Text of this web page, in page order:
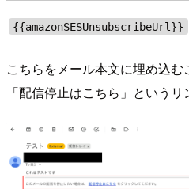
{{amazonSESUnsubscribeUrl}}
こちらをメール本文に埋め込む
「配信停止はこちら」というリ